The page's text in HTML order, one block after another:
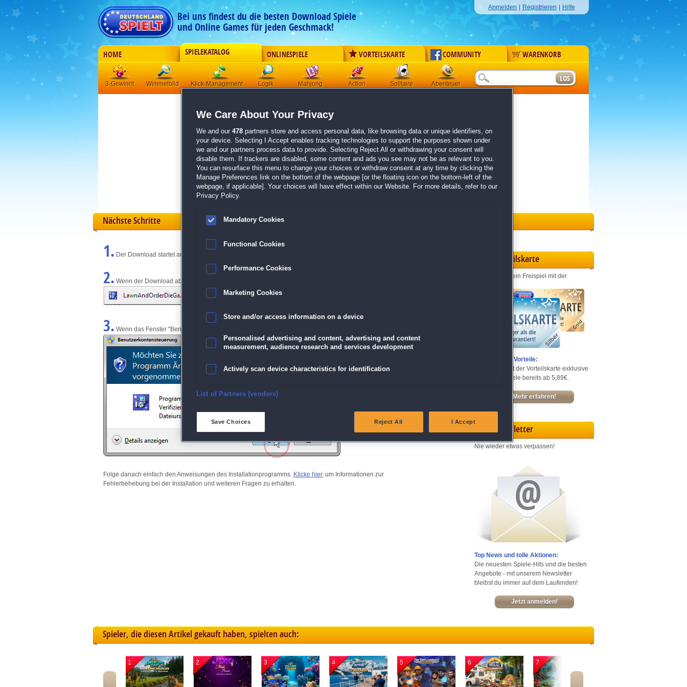
Bei uns findest du die besten Download Spiele
und Online Games für jeden Geschmack!
Anmelden Registrieren Hilfe
HOME SPIELEKATALOG ONLINESPIELE VORTEILSKARTE COMMUNITY WARENKORB
3-Gewinnt Wimmelbild Klick-Management Logik Mahjong Action Solitaire Abenteuer
Der Download wird automatisch gestartet für:
Modern Art 15
Größe 219.5 MB
Einen Moment bitte, dein Spiel wird in5 Sekundenbereitgestellt...
Falls der Download nicht automatisch startet,klicke bitte hier.
Zurück zur Gamepage
Nächste Schritte
1. Der Download startet automatisch und wird am unteren Rand des Browserfensters angezeigt.
2. Wenn der Download abgeschlossen ist, klicke einfach auf die Datei.
3. Wenn das Fenster "Benutzerkontensteuerung" angezeigt wird, klicke auf "Ja" (Bei Windows Vista "Fortsetzen").
Folge danach einfach den Anweisungen des Installationprogramms. Klicke hier, um Informationen zur
Fehlerbehebung bei der Installation und weiteren Fragen zu erhalten.
Vorteilskarte
Jeden Monat ein Freispiel mit der
Entdecke die Vorteile:
Sichere dir mit der Vorteilskarte exklusive
Rabatte – Spiele bereits ab 5,89€.
Mehr erfahren!
Newsletter
Nie wieder etwas verpassen!
Top News und tolle Aktionen:
Die neuesten Spiele-Hits und die besten
Angebote - mit unserem Newsletter
bleibst du immer auf dem Laufenden!
Jetzt anmelden!
Spieler, die diesen Artikel gekauft haben, spielten auch:
1 2 3 4 5 6 7
We Care About Your Privacy
We and our 478 partners store and access personal data, like browsing data or unique identifiers, on
your device. Selecting I Accept enables tracking technologies to support the purposes shown under
we and our partners process data to provide. Selecting Reject All or withdrawing your consent will
disable them. If trackers are disabled, some content and ads you see may not be as relevant to you.
You can resurface this menu to change your choices or withdraw consent at any time by clicking the
Manage Preferences link on the bottom of the webpage [or the floating icon on the bottom-left of the
webpage, if applicable]. Your choices will have effect within our Website. For more details, refer to our
Privacy Policy.
Mandatory Cookies
Functional Cookies
Performance Cookies
Marketing Cookies
Store and/or access information on a device
Personalised advertising and content, advertising and content
measurement, audience research and services development
Actively scan device characteristics for identification
Ensure security, prevent and detect fraud, and fix errors
Match and combine data from other data sources
List of Partners (vendors)
Save Choices Reject All I Accept